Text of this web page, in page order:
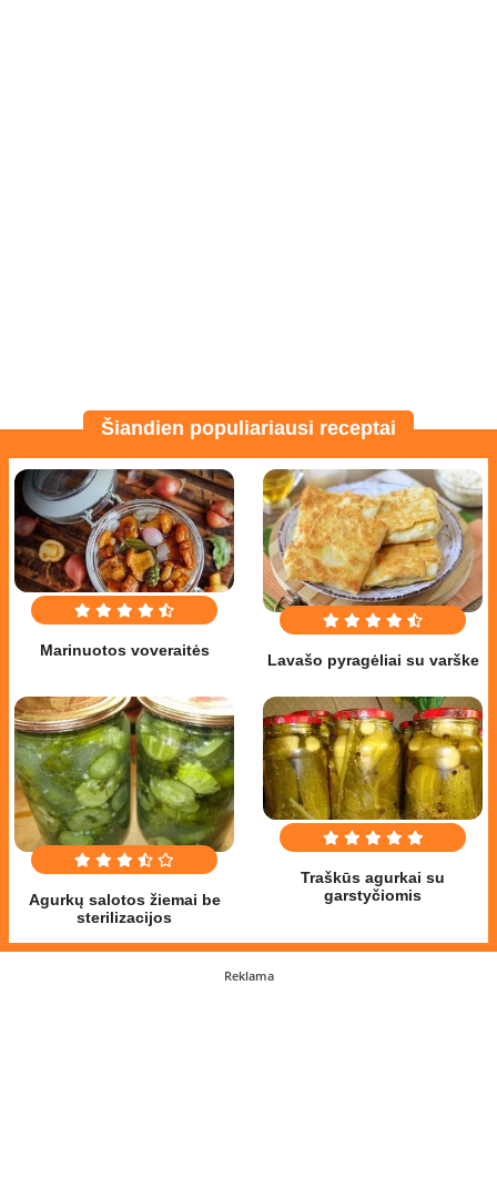
Šiandien populiariausi receptai
Marinuotos voveraitės
Lavašo pyragėliai su varške
Agurkų salotos žiemai be
sterilizacijos
Traškūs agurkai su
garstyčiomis
Reklama